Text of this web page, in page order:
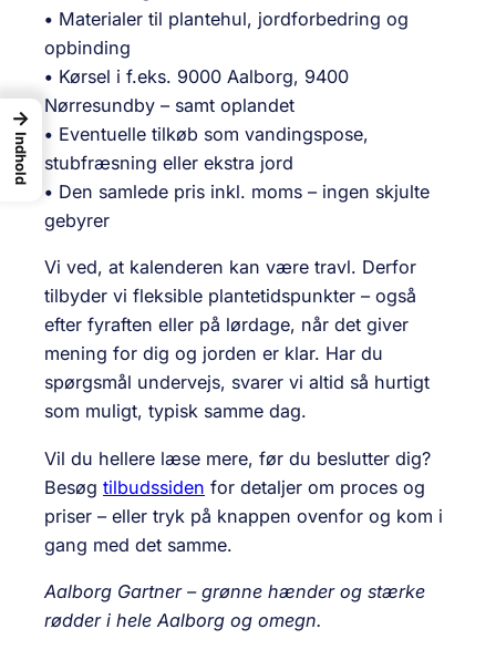
• Materialer til plantehul, jordforbedring og
opbinding
• Kørsel i f.eks. 9000 Aalborg, 9400
Nørresundby – samt oplandet
• Eventuelle tilkøb som vandingspose,
stubfræsning eller ekstra jord
• Den samlede pris inkl. moms – ingen skjulte
gebyrer
Vi ved, at kalenderen kan være travl. Derfor
tilbyder vi fleksible plantetidspunkter – også
efter fyraften eller på lørdage, når det giver
mening for dig og jorden er klar. Har du
spørgsmål undervejs, svarer vi altid så hurtigt
som muligt, typisk samme dag.
Vil du hellere læse mere, før du beslutter dig?
Besøg tilbudssiden for detaljer om proces og
priser – eller tryk på knappen ovenfor og kom i
gang med det samme.
Aalborg Gartner – grønne hænder og stærke
rødder i hele Aalborg og omegn.
→
Indhold